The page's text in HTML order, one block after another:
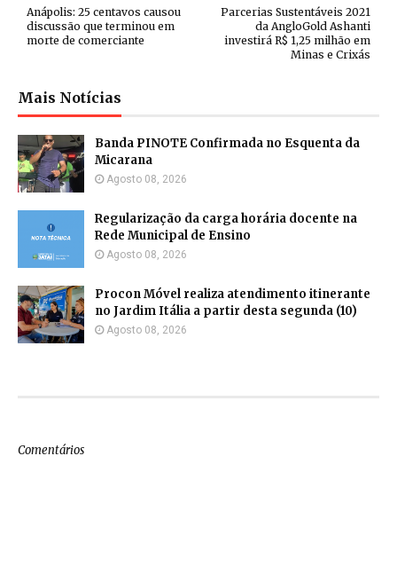
Parcerias Sustentáveis 2021
da AngloGold Ashanti
investirá R$ 1,25 milhão em
Minas e Crixás
Anápolis: 25 centavos causou
discussão que terminou em
morte de comerciante
Mais Notícias
Banda PINOTE Confirmada no Esquenta da
Micarana
Agosto 08, 2026
Regularização da carga horária docente na
Rede Municipal de Ensino
Agosto 08, 2026
Procon Móvel realiza atendimento itinerante
no Jardim Itália a partir desta segunda (10)
Agosto 08, 2026
Comentários